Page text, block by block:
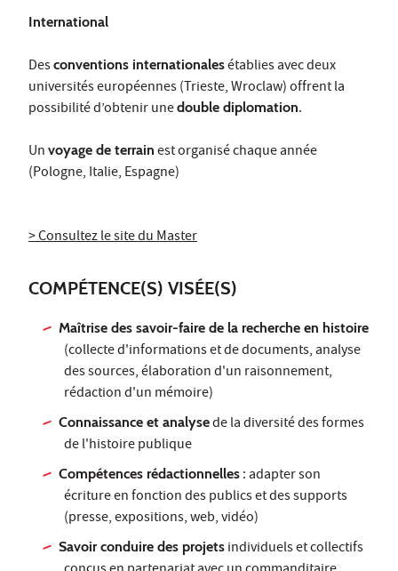
International
Desconventions internationalesétablies avec deux
universités européennes (Trieste, Wroclaw) offrent la
possibilité d’obtenir unedouble diplomation.
Un voyage de terrain est organisé chaque année
(Pologne, Italie, Espagne)
> Consultez le site du Master
COMPÉTENCE(S) VISÉE(S)
Maîtrise des savoir-faire de la recherche en histoire
(collecte d'informations et de documents, analyse
des sources, élaboration d'un raisonnement,
rédaction d'un mémoire)
Connaissance et analysede la diversité des formes
de l'histoire publique
Compétences rédactionnelles : adapter son
écriture en fonction des publics et des supports
(presse, expositions, web, vidéo)
Savoir conduire des projets individuels et collectifs